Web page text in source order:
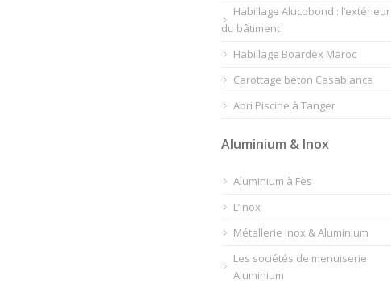
Habillage Alucobond : l’extérieur
du bâtiment
Habillage Boardex Maroc
Carottage béton Casablanca
Abri Piscine à Tanger
Aluminium & Inox
Aluminium à Fès
L’inox
Métallerie Inox & Aluminium
Les sociétés de menuiserie
Aluminium